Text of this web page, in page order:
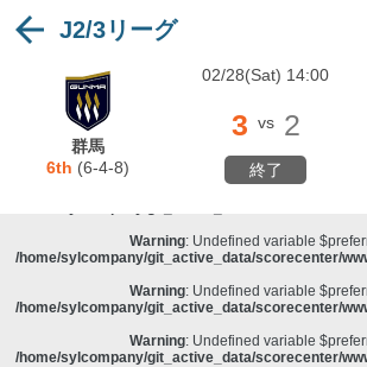
Warning
/home/sylcompany/git_active_data/scorecenter/
Deprecated: stristr(): Passing null to parameter #1
deprecated in/home/sylcompany/git_active_data/
/home/sylcompany/git_active_data/scorecenter/
Warning: Undefined variable
/home/sylcompany/git_active_data/scorecenter/
Warning: Undefined variable
/home/sylcompany/git_active_data/scorecenter/
Warning: Undefined variable
/home/sylcompany/git_active_data/scorecenter/
J2/3リーグ
群馬
6th (6-4-8)
02/28(Sat) 14:00
3 vs 2
終了